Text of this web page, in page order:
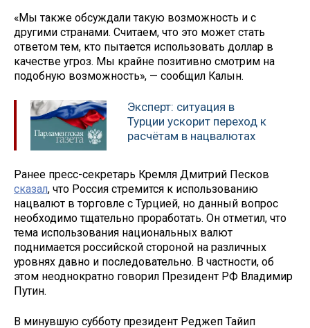
«Мы также обсуждали такую возможность и с
другими странами. Считаем, что это может стать
ответом тем, кто пытается использовать доллар в
качестве угроз. Мы крайне позитивно смотрим на
подобную возможность», — сообщил Калын.
Эксперт: ситуация в
Турции ускорит переход к
расчётам в нацвалютах
Ранее пресс-секретарь Кремля Дмитрий Песков
сказал, что Россия стремится к использованию
нацвалют в торговле с Турцией, но данный вопрос
необходимо тщательно проработать. Он отметил, что
тема использования национальных валют
поднимается российской стороной на различных
уровнях давно и последовательно. В частности, об
этом неоднократно говорил Президент РФ Владимир
Путин.
В минувшую субботу президент Реджеп Тайип